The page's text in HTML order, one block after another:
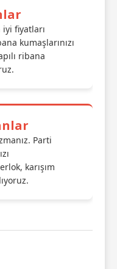
iyi fiyatları
kumaşlarınızı
ribana
Parti
karışım